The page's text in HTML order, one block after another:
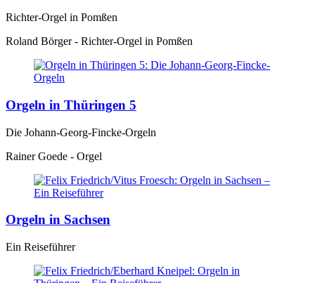
Richter-Orgel in Pomßen
Roland Börger - Richter-Orgel in Pomßen
Orgeln in Thüringen 5
Die Johann-Georg-Fincke-Orgeln
Rainer Goede - Orgel
Orgeln in Sachsen
Ein Reiseführer